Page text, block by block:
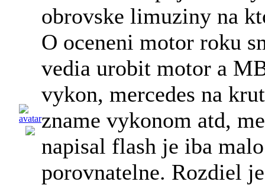
obrovske limuziny na
O oceneni motor roku
vedia urobit motor a
vykon, mercedes na
zname vykonom atd,
napisal flash je iba
porovnatelne. Rozdiel